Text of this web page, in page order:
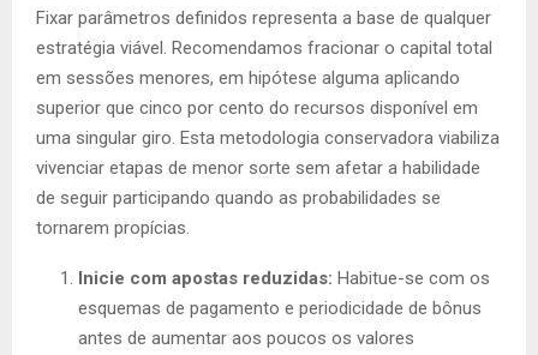
Fixar parâmetros definidos representa a base de qualquer
estratégia viável. Recomendamos fracionar o capital total
em sessões menores, em hipótese alguma aplicando
superior que cinco por cento do recursos disponível em
uma singular giro. Esta metodologia conservadora viabiliza
vivenciar etapas de menor sorte sem afetar a habilidade
de seguir participando quando as probabilidades se
tornarem propícias.
Inicie com apostas reduzidas: Habitue-se com os
esquemas de pagamento e periodicidade de bônus
antes de aumentar aos poucos os valores